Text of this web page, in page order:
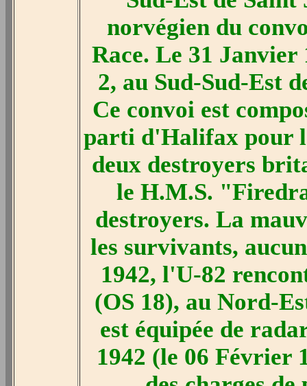
norvégien du
Race. Le 31
2, au Sud-Sud-Est
Ce convoi est
parti d'Halifax pour
deux destroyers
le H.M.S.
destroyers. La
les survivants,
1942, l'U-82
(OS 18), au Nord-
est équipée de
1942 (le 06 Février